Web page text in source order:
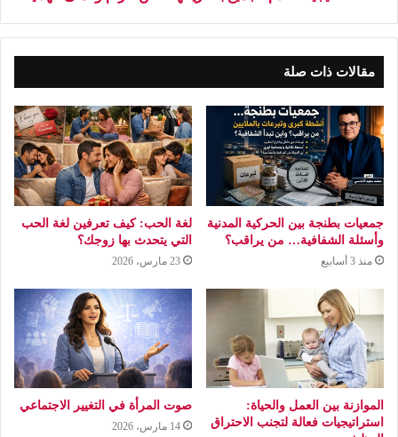
مقالات ذات صلة
جمعيات بطنجة بين الحركية المدنية
وأسئلة الشفافية… من يراقب؟
منذ 3 أسابيع
لغة الحب: كيف تعرفين لغة الحب
التي يتحدث بها زوجك؟
23 مارس، 2026
الموازنة بين العمل والحياة:
استراتيجيات فعالة لتجنب الاحتراق
صوت المرأة في التغيير الاجتماعي
14 مارس، 2026